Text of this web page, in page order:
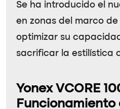
Se ha introducido el
en zonas del marco
optimizar su
sacrificar la estilística
Yonex VCORE
Funcionamiento